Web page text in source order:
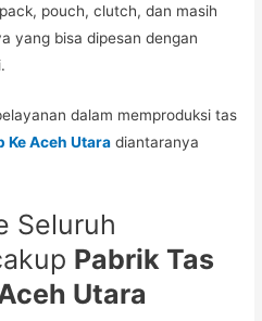
pouch, clutch, dan masih
yang bisa dipesan dengan
dalam memproduksi tas
Ke Aceh Utara diantaranya
Seluruh
Pabrik Tas
Utara